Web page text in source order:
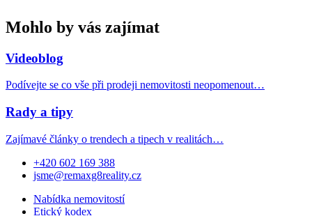
Mohlo by vás zajímat
Videoblog
Podívejte se co vše při prodeji nemovitosti neopomenout…
Rady a tipy
Zajímavé články o trendech a tipech v realitách…
+420 602 169 388
jsme@remaxg8reality.cz
Nabídka nemovitostí
Etický kodex